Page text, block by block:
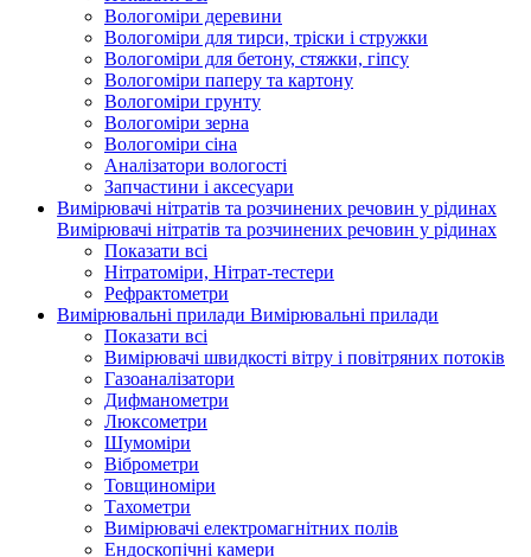
Вологоміри деревини
Вологоміри для тирси, тріски і стружки
Вологоміри для бетону, стяжки, гіпсу
Вологоміри паперу та картону
Вологоміри грунту
Вологоміри зерна
Вологоміри сіна
Аналізатори вологості
Запчастини і аксесуари
Вимірювачі нітратів та розчинених речовин у рідинах
Вимірювачі нітратів та розчинених речовин у рідинах
Показати всі
Нітратоміри, Нітрат-тестери
Рефрактометри
Вимірювальні прилади Вимірювальні прилади
Показати всі
Вимірювачі швидкості вітру і повітряних потоків
Газоаналізатори
Дифманометри
Люксометри
Шумоміри
Віброметри
Товщиноміри
Тахометри
Вимірювачі електромагнітних полів
Ендоскопічні камери